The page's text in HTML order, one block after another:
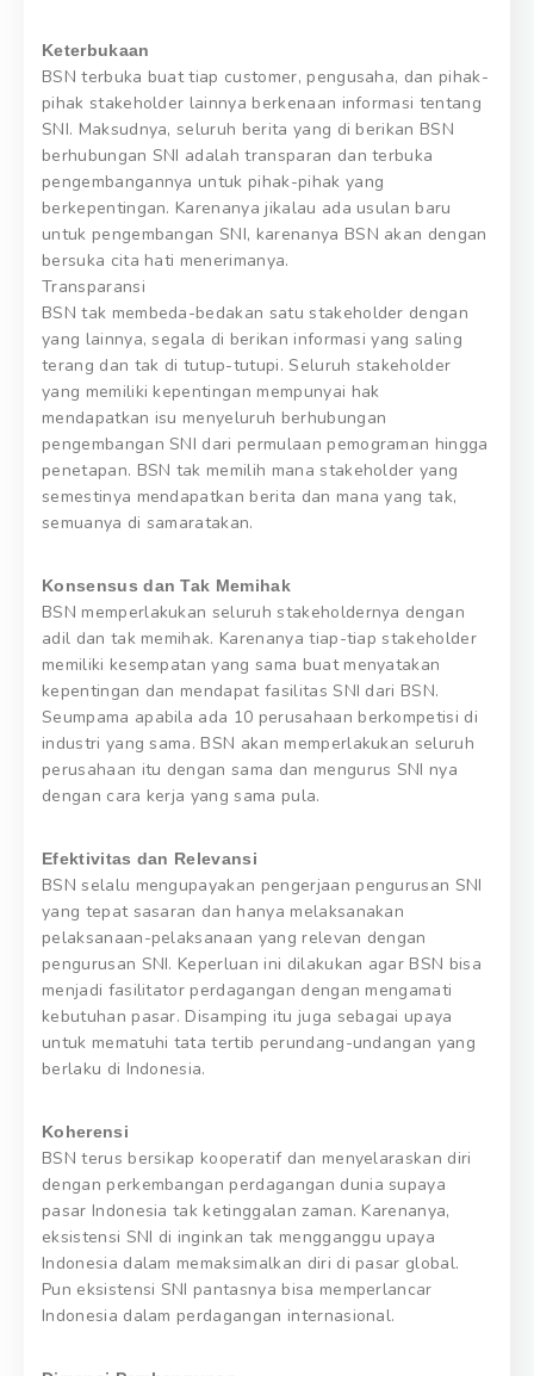
Keterbukaan
BSN terbuka buat tiap customer, pengusaha, dan pihak-
pihak stakeholder lainnya berkenaan informasi tentang
SNI. Maksudnya, seluruh berita yang di berikan BSN
berhubungan SNI adalah transparan dan terbuka
pengembangannya untuk pihak-pihak yang
berkepentingan. Karenanya jikalau ada usulan baru
untuk pengembangan SNI, karenanya BSN akan dengan
bersuka cita hati menerimanya.
Transparansi
BSN tak membeda-bedakan satu stakeholder dengan
yang lainnya, segala di berikan informasi yang saling
terang dan tak di tutup-tutupi. Seluruh stakeholder
yang memiliki kepentingan mempunyai hak
mendapatkan isu menyeluruh berhubungan
pengembangan SNI dari permulaan pemograman hingga
penetapan. BSN tak memilih mana stakeholder yang
semestinya mendapatkan berita dan mana yang tak,
semuanya di samaratakan.
Konsensus dan Tak Memihak
BSN memperlakukan seluruh stakeholdernya dengan
adil dan tak memihak. Karenanya tiap-tiap stakeholder
memiliki kesempatan yang sama buat menyatakan
kepentingan dan mendapat fasilitas SNI dari BSN.
Seumpama apabila ada 10 perusahaan berkompetisi di
industri yang sama. BSN akan memperlakukan seluruh
perusahaan itu dengan sama dan mengurus SNI nya
dengan cara kerja yang sama pula.
Efektivitas dan Relevansi
BSN selalu mengupayakan pengerjaan pengurusan SNI
yang tepat sasaran dan hanya melaksanakan
pelaksanaan-pelaksanaan yang relevan dengan
pengurusan SNI. Keperluan ini dilakukan agar BSN bisa
menjadi fasilitator perdagangan dengan mengamati
kebutuhan pasar. Disamping itu juga sebagai upaya
untuk mematuhi tata tertib perundang-undangan yang
berlaku di Indonesia.
Koherensi
BSN terus bersikap kooperatif dan menyelaraskan diri
dengan perkembangan perdagangan dunia supaya
pasar Indonesia tak ketinggalan zaman. Karenanya,
eksistensi SNI di inginkan tak mengganggu upaya
Indonesia dalam memaksimalkan diri di pasar global.
Pun eksistensi SNI pantasnya bisa memperlancar
Indonesia dalam perdagangan internasional.